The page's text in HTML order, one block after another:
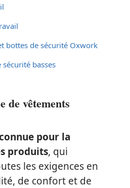
bottes de sécurité Oxwork
sécurité basses
de vêtements
pour la
produits, qui
les exigences en
de confort et de